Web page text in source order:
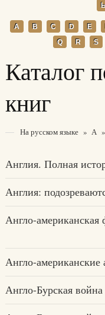
A B C D E
Q
R S
Каталог
книг
На русском языке » А »
Англия. Полная
Англия:
Англо-
Англо-
Англо-Бурская